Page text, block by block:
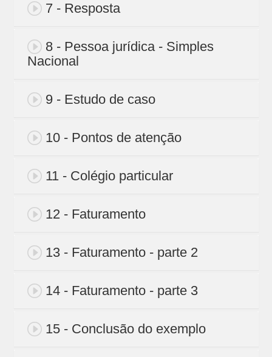
7 - Resposta
8 - Pessoa jurídica - Simples
Nacional
9 - Estudo de caso
10 - Pontos de atenção
11 - Colégio particular
12 - Faturamento
13 - Faturamento - parte 2
14 - Faturamento - parte 3
15 - Conclusão do exemplo